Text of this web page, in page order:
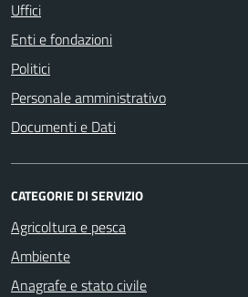
Uffici
Enti e fondazioni
Politici
Personale amministrativo
Documenti e Dati
CATEGORIE DI SERVIZIO
Agricoltura e pesca
Ambiente
Anagrafe e stato civile